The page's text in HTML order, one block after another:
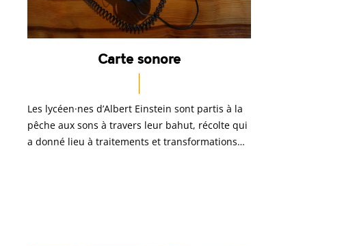
Carte sonore
Les lycéen·nes d’Albert Einstein sont partis à la
pêche aux sons à travers leur bahut, récolte qui
a donné lieu à traitements et transformations…